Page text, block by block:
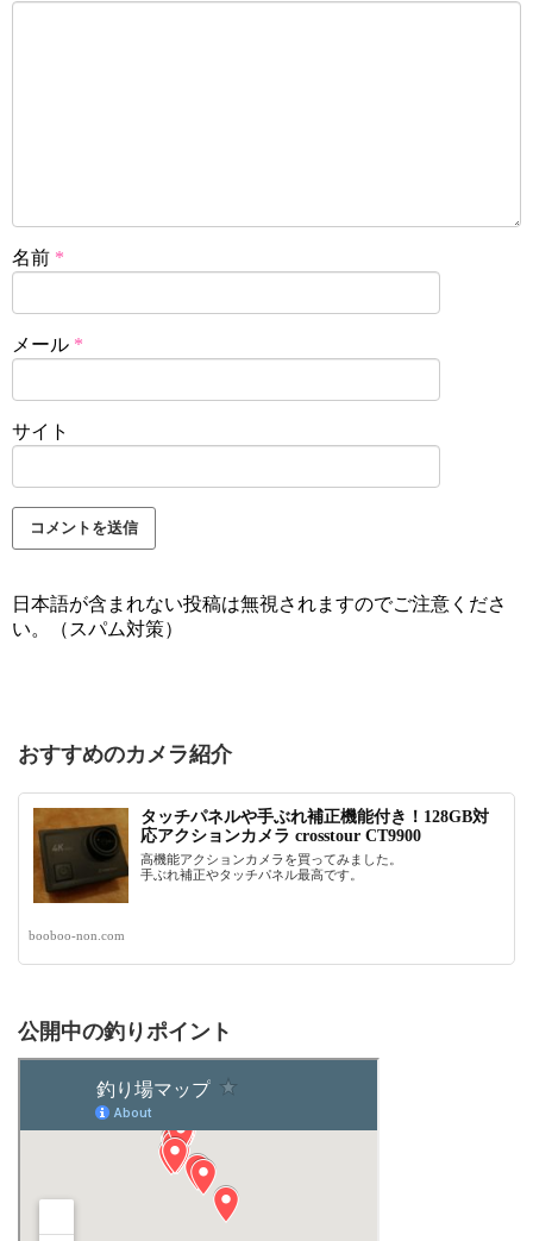
名前 *
メール *
サイト
日本語が含まれない投稿は無視されますのでご注意くださ
い。（スパム対策）
おすすめのカメラ紹介
タッチパネルや手ぶれ補正機能付き！128GB対
応アクションカメラ crosstour CT9900
高機能アクションカメラを買ってみました。
手ぶれ補正やタッチパネル最高です。
booboo-non.com
公開中の釣りポイント